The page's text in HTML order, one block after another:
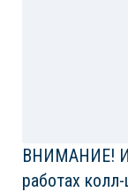
ВНИМАНИЕ!
работах